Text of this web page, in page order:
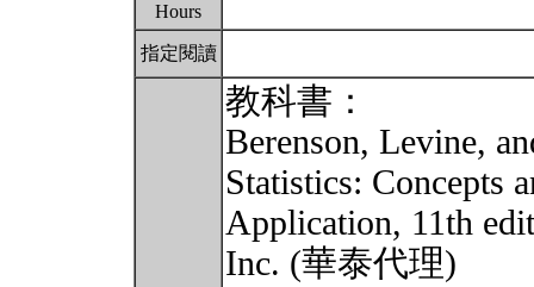
Hours
指定閱讀
教科書：
Berenson, Levine,
Statistics: Concepts
Application, 11th
Inc. (華泰代理)